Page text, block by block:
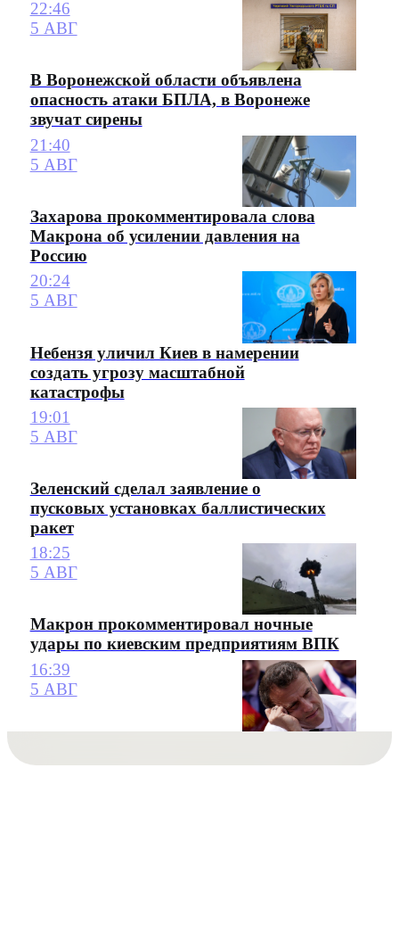
22:46
5 АВГ
В Воронежской области объявлена
опасность атаки БПЛА, в Воронеже
звучат сирены
21:40
5 АВГ
Захарова прокомментировала слова
Макрона об усилении давления на
Россию
20:24
5 АВГ
Небензя уличил Киев в намерении
создать угрозу масштабной
катастрофы
19:01
5 АВГ
Зеленский сделал заявление о
пусковых установках баллистических
ракет
18:25
5 АВГ
Макрон прокомментировал ночные
удары по киевским предприятиям ВПК
16:39
5 АВГ